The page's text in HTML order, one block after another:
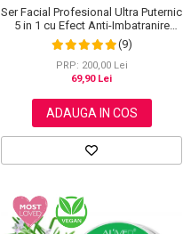
Ser Facial Profesional Ultra Puternic
5 in 1 cu Efect Anti-Imbatranire
NOVA KISS®, 30 ml
(9)
PRP: 200,00 Lei
69,90 Lei
ADAUGA IN COS